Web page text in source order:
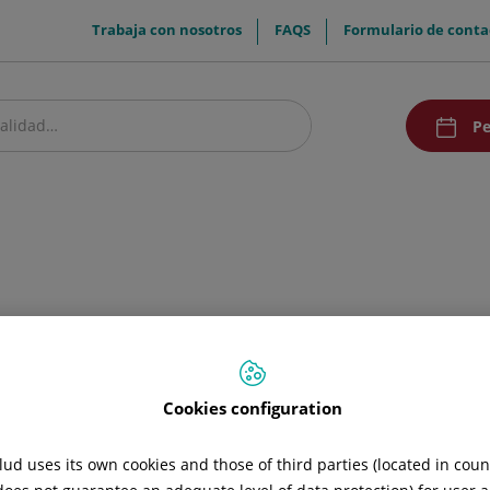
menuTop
Trabaja con nosotros FAQS Formulario de
Cookies configuration
uses its own cookies and those of third parties (located in